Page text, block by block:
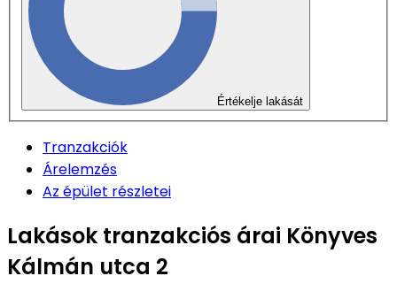
Értékelje lakását
Tranzakciók
Árelemzés
Az épület részletei
Lakások tranzakciós árai Könyves
Kálmán utca 2